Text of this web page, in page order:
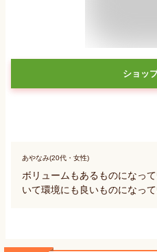
ショッ
あやなみ(20代・女性)
ボリュームもあるものになっ
いて環境にも良いものになっ